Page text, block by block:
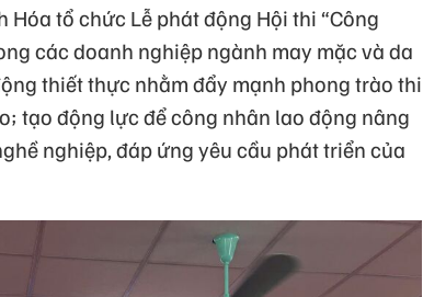
tổ chức Lễ phát động Hội thi “Công
các doanh nghiệp ngành may mặc và da
thiết thực nhằm đẩy mạnh phong trào thi
tạo động lực để công nhân lao động nâng
nghiệp, đáp ứng yêu cầu phát triển của